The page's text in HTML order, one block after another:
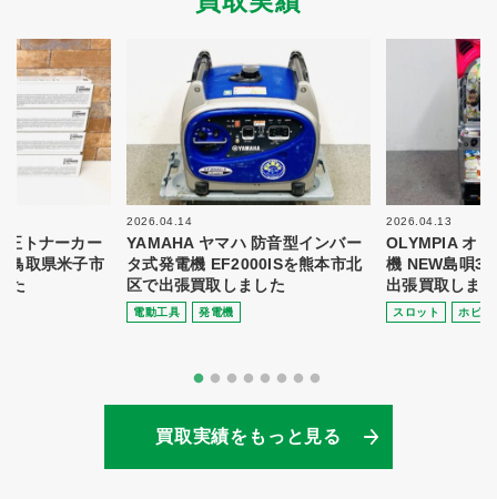
トナーカー
鳥取県米子市
た
2026.04.14
YAMAHA ヤマハ 防音型インバー
タ式発電機 EF2000ISを熊本市北
区で出張買取しました
電動⼯具 発電機
2026.04.13
OLYMPIA オ
機 NEW島唄
出張買取しま
スロット ホビー
買取実績をもっと見る